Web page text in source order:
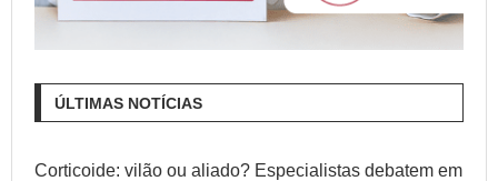
ÚLTIMAS NOTÍCIAS
Corticoide: vilão ou aliado? Especialistas debatem em